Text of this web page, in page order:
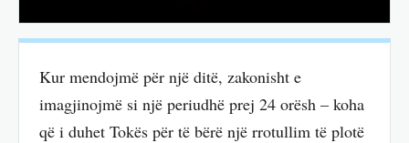
Kur mendojmë për një ditë, zakonisht e
imagjinojmë si një periudhë prej 24 orësh – koha
që i duhet Tokës për të bërë një rrotullim të plotë